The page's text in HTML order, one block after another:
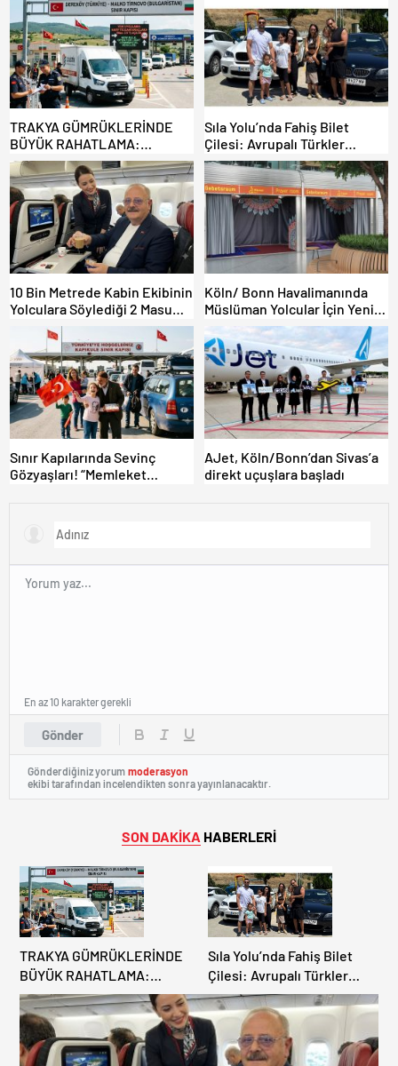
TRAKYA GÜMRÜKLERİNDE
BÜYÜK RAHATLAMA:
DEREKÖY HAFİF TİCARİ
ARAÇLARA AÇILIYOR!
Sıla Yolu’nda Fahiş Bilet
Çilesi: Avrupalı Türkler
Karayollarına Akın Etti,
Gümrükler Kilitlendi!
10 Bin Metrede Kabin Ekibinin
Yolculara Söylediği 2 Masum
Köln/ Bonn Havalimanında
Müslüman Yolcular İçin Yeni
İbadet Alanları Açıldı
Sınır Kapılarında Sevinç
Gözyaşları! “Memleket
AJet, Köln/Bonn’dan Sivas’a
direkt uçuşlara başladı
Gönder
En az 10 karakter gerekli
Gönderdiğiniz yorum moderasyon
ekibi tarafından incelendikten sonra yayınlanacaktır.
SON DAKİKA HABERLERİ
TRAKYA GÜMRÜKLERİNDE
BÜYÜK RAHATLAMA:
DEREKÖY HAFİF TİCARİ
ARAÇLARA AÇILIYOR!
Sıla Yolu’nda Fahiş Bilet
Çilesi: Avrupalı Türkler
Karayollarına Akın Etti,
Gümrükler Kilitlendi!